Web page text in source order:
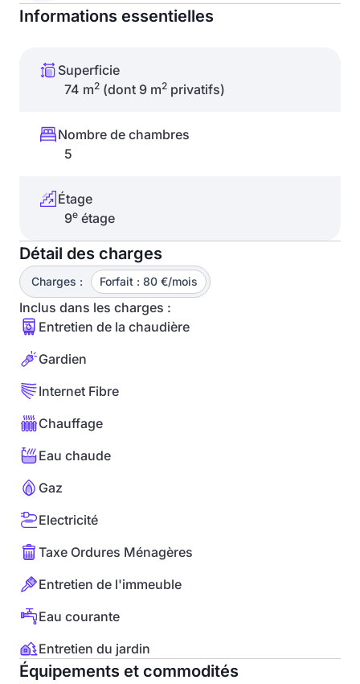
Informations essentielles
Superficie
74 m2 (dont 9 m2 privatifs)
Nombre de chambres
5
Étage
9e étage
Détail des charges
Charges : Forfait : 80 €/mois
Inclus dans les charges :
Entretien de la chaudière
Gardien
Internet Fibre
Chauffage
Eau chaude
Gaz
Electricité
Taxe Ordures Ménagères
Entretien de l'immeuble
Eau courante
Entretien du jardin
Équipements et commodités